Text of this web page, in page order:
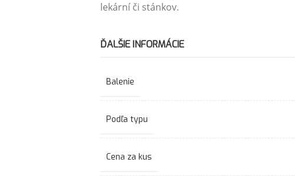
lekární či stánkov.
ĎALŠIE INFORMÁCIE
Balenie
Podľa typu
Cena za kus